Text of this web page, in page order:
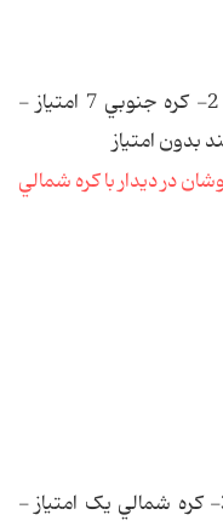
1- استراليا 7 امتياز - تفاضل گل 5+، 2- کره جنوبي 7 امتياز -
1- ايران 9 امتياز، 2- عراق 6 امتياز، 3- کره شمالي يک امتياز -